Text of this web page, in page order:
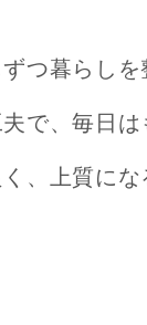
つ暮らしを
で、毎日は
、上質にな